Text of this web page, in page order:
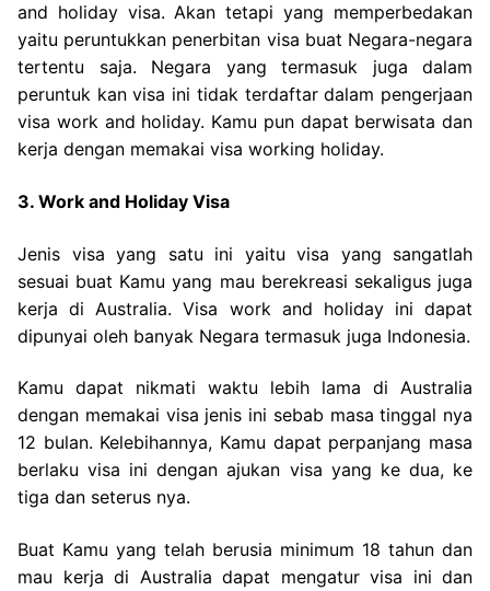
and holiday visa. Akan tetapi yang memperbedakan
yaitu peruntukkan penerbitan visa buat Negara-negara
tertentu saja. Negara yang termasuk juga dalam
peruntuk kan visa ini tidak terdaftar dalam pengerjaan
visa work and holiday. Kamu pun dapat berwisata dan
kerja dengan memakai visa working holiday.
3. Work and Holiday Visa
Jenis visa yang satu ini yaitu visa yang sangatlah
sesuai buat Kamu yang mau berekreasi sekaligus juga
kerja di Australia. Visa work and holiday ini dapat
dipunyai oleh banyak Negara termasuk juga Indonesia.
Kamu dapat nikmati waktu lebih lama di Australia
dengan memakai visa jenis ini sebab masa tinggal nya
12 bulan. Kelebihannya, Kamu dapat perpanjang masa
berlaku visa ini dengan ajukan visa yang ke dua, ke
tiga dan seterus nya.
Buat Kamu yang telah berusia minimum 18 tahun dan
mau kerja di Australia dapat mengatur visa ini dan